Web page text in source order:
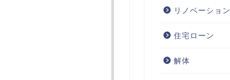
リノベーション
住宅ローン
解体